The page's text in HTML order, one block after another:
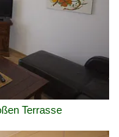
Terrasse